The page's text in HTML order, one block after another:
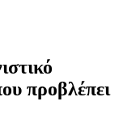
προβλέπει